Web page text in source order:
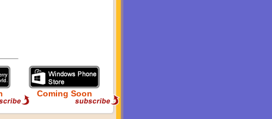
Coming Soon